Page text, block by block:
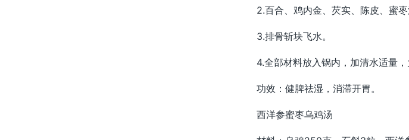
2.百合、鸡内金、芡实、陈皮、蜜枣
3.排骨斩块飞水。
4.全部材料放入锅内，加清水适量
功效：健脾祛湿，消滞开胃。
西洋参蜜枣乌鸡汤